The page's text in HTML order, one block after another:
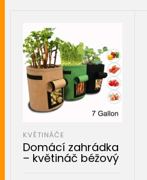
KVĚTINÁČE
Domácí zahrádka
– květináč béžový